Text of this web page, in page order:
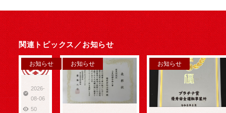
関連トピックス／お知らせ
お知らせ
2026-
08-06
50
お知らせ お知らせ